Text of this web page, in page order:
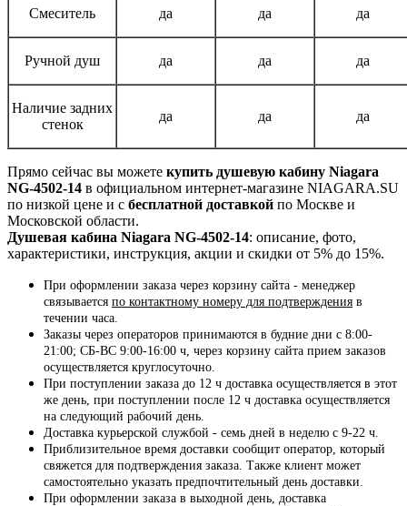
Смеситель да да да
Ручной душ да да да
Наличие задних
стенок
да да да
Прямо сейчас вы можете купить душевую кабину Niagara
NG-4502-14 в официальном интернет-магазине NIAGARA.SU
по низкой цене и с бесплатной доставкой по Москве и
Московской области.
Душевая кабина Niagara NG-4502-14: описание, фото,
характеристики, инструкция, акции и скидки от 5% до 15%.
При оформлении заказа через корзину сайта - менеджер
связывается по контактному номеру для подтверждения в
течении часа.
Заказы через операторов принимаются в будние дни с 8:00-
21:00; СБ-ВС 9:00-16:00 ч, через корзину сайта прием заказов
осуществляется круглосуточно.
При поступлении заказа до 12 ч доставка осуществляется в этот
же день, при поступлении после 12 ч доставка осуществляется
на следующий рабочий день.
Доставка курьерской службой - семь дней в неделю с 9-22 ч.
Приблизительное время доставки сообщит оператор, который
свяжется для подтверждения заказа. Также клиент может
самостоятельно указать предпочтительный день доставки.
При оформлении заказа в выходной день, доставка